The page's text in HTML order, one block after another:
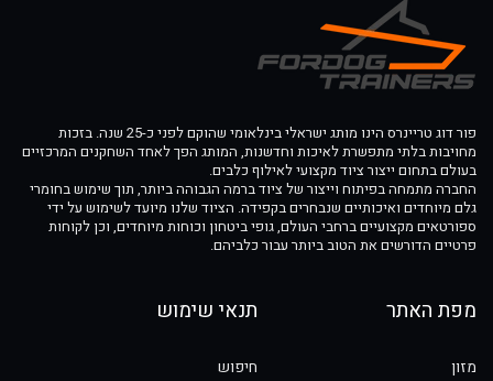
פור דוג טריינרס הינו מותג ישראלי בינלאומי שהוקם לפני כ-25 שנה. בזכות
מחויבות בלתי מתפשרת לאיכות וחדשנות, המותג הפך לאחד השחקנים המרכזיים
בעולם בתחום ייצור ציוד מקצועי לאילוף כלבים.
החברה מתמחה בפיתוח וייצור של ציוד ברמה הגבוהה ביותר, תוך שימוש בחומרי
גלם מיוחדים ואיכותיים שנבחרים בקפידה. הציוד שלנו מיועד לשימוש על ידי
ספורטאים מקצועיים ברחבי העולם, גופי ביטחון וכוחות מיוחדים, וכן לקוחות
פרטיים הדורשים את הטוב ביותר עבור כלביהם.
מפת האתר
מזון
תנאי שימוש
חיפוש